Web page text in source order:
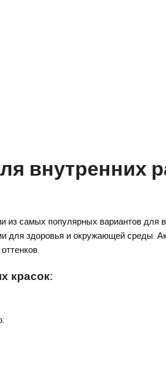
внутренних
из самых популярных вариантов для
для здоровья и окружающей среды.
красок: